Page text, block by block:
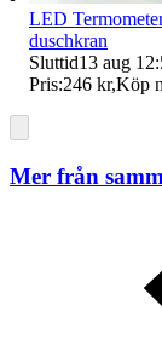
LED
duschkran
Sluttid13 aug
Pris:246 kr,Köp
Mer från